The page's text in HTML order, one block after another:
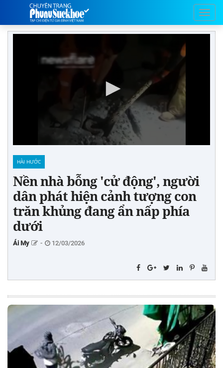
HÀI HƯỚC
Nền nhà bỗng 'cử động', người
dân phát hiện cảnh tượng con
trăn khủng đang ẩn nấp phía
dưới
Ái My - 12/03/2026